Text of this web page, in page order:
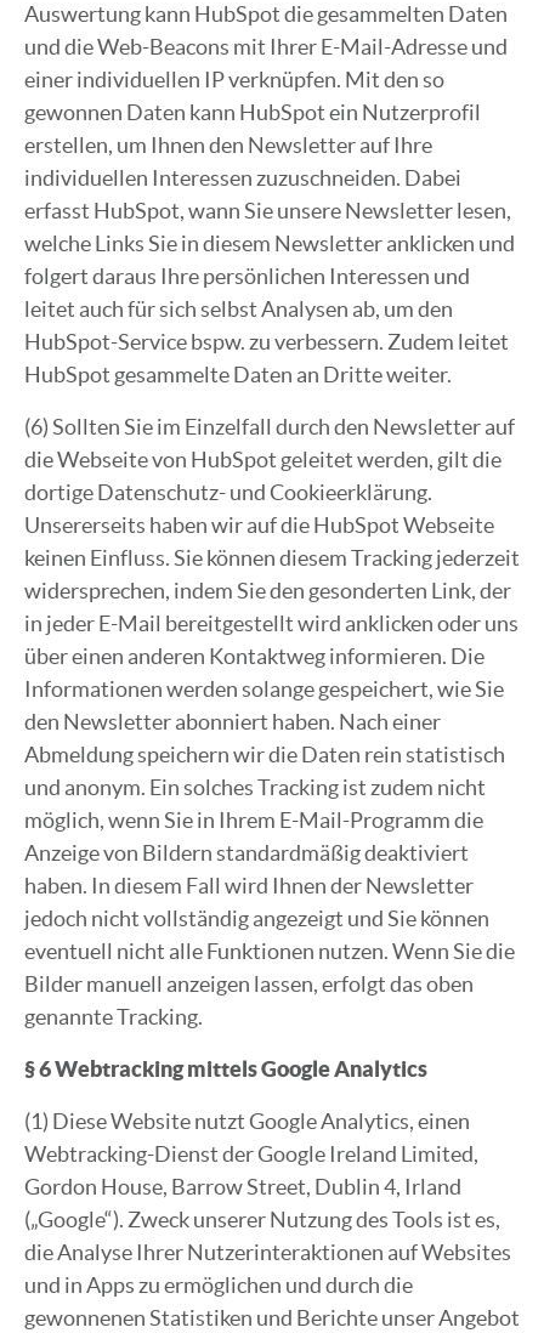
Auswertung kann HubSpot die gesammelten Daten
und die Web-Beacons mit Ihrer E-Mail-Adresse und
einer individuellen IP verknüpfen. Mit den so
gewonnen Daten kann HubSpot ein Nutzerprofil
erstellen, um Ihnen den Newsletter auf Ihre
individuellen Interessen zuzuschneiden. Dabei
erfasst HubSpot, wann Sie unsere Newsletter lesen,
welche Links Sie in diesem Newsletter anklicken und
folgert daraus Ihre persönlichen Interessen und
leitet auch für sich selbst Analysen ab, um den
HubSpot-Service bspw. zu verbessern. Zudem leitet
HubSpot gesammelte Daten an Dritte weiter.
(6) Sollten Sie im Einzelfall durch den Newsletter auf
die Webseite von HubSpot geleitet werden, gilt die
dortige Datenschutz- und Cookieerklärung.
Unsererseits haben wir auf die HubSpot Webseite
keinen Einfluss. Sie können diesem Tracking jederzeit
widersprechen, indem Sie den gesonderten Link, der
in jeder E-Mail bereitgestellt wird anklicken oder uns
über einen anderen Kontaktweg informieren. Die
Informationen werden solange gespeichert, wie Sie
den Newsletter abonniert haben. Nach einer
Abmeldung speichern wir die Daten rein statistisch
und anonym. Ein solches Tracking ist zudem nicht
möglich, wenn Sie in Ihrem E-Mail-Programm die
Anzeige von Bildern standardmäßig deaktiviert
haben. In diesem Fall wird Ihnen der Newsletter
jedoch nicht vollständig angezeigt und Sie können
eventuell nicht alle Funktionen nutzen. Wenn Sie die
Bilder manuell anzeigen lassen, erfolgt das oben
genannte Tracking.
§ 6 Webtracking mittels Google Analytics
(1) Diese Website nutzt Google Analytics, einen
Webtracking-Dienst der Google Ireland Limited,
Gordon House, Barrow Street, Dublin 4, Irland
(„Google“). Zweck unserer Nutzung des Tools ist es,
die Analyse Ihrer Nutzerinteraktionen auf Websites
und in Apps zu ermöglichen und durch die
gewonnenen Statistiken und Berichte unser Angebot